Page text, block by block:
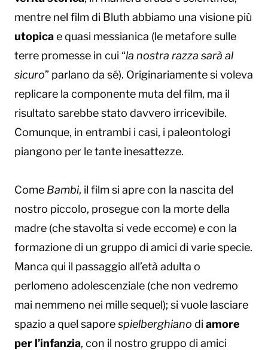
mentre nel film di Bluth abbiamo una visione più
utopicae quasi messianica (le metafore sulle
terre promesse in cui “la nostra razza sarà al
sicuro” parlano da sé). Originariamente si voleva
replicare la componente muta del film, ma il
risultato sarebbe stato davvero irricevibile.
Comunque, in entrambi i casi, i paleontologi
piangono per le tante inesattezze.
Come Bambi, il film si apre con la nascita del
nostro piccolo, prosegue con la morte della
madre (che stavolta si vede eccome) e con la
formazione di un gruppo di amici di varie specie.
Manca qui il passaggio all’età adulta o
perlomeno adolescenziale (che non vedremo
mai nemmeno nei mille sequel); si vuole lasciare
spazio a quel saporespielberghiano di amore
per l’infanzia, con il nostro gruppo di amici